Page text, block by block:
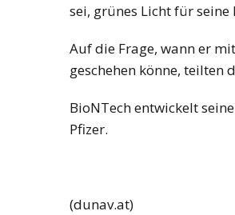
sei, grünes Licht für
Auf die Frage, wann er
geschehen könne, teilten
BioNTech entwickelt
Pfizer.
(dunav.at)